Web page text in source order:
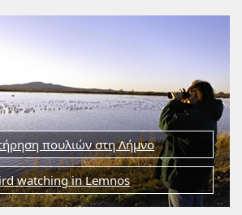
πουλιών στη Λήμνο
watching in Lemnos